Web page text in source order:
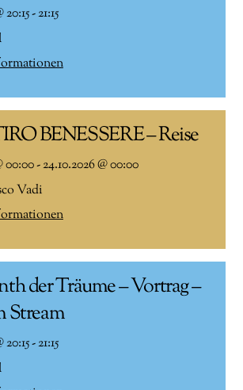
20:15-21:15
BENESSERE – Reise
00:00-24.10.2026@00:00
Vadi
der Träume – Vortrag –
Stream
20:15-21:15